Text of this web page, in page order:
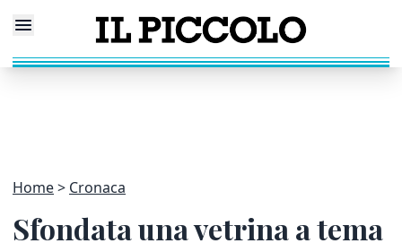
Home Cronaca
Sfondata una vetrina a tema